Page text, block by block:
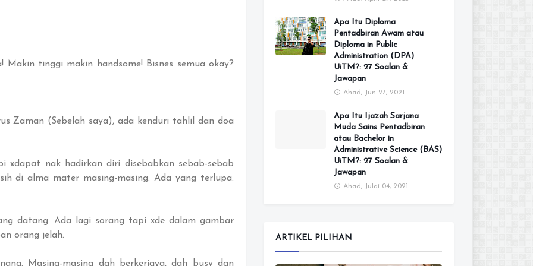
tinggi makin handsome! Bisnes semua okay?
Zaman (Sebelah saya), ada kenduri tahlil dan doa
xdapat nak hadirkan diri disebabkan sebab-sebab
di alma mater masing-masing. Ada yang terlupa.
datang. Ada lagi sorang tapi xde dalam gambar
orang jelah.
Masing-masing dah berkerjaya, dah busy dgn
Apa Itu Diploma
Pentadbiran Awam atau
Diploma in Public
Administration (DPA)
UiTM?: 27 Soalan &
Jawapan
Ahad, Jun 27, 2021
Apa Itu Ijazah Sarjana
Muda Sains Pentadbiran
atau Bachelor in
Administrative Science (BAS)
UiTM?: 27 Soalan &
Jawapan
Ahad, Julai 04, 2021
ARTIKEL PILIHAN